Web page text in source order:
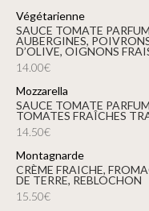
Végétarienne
SAUCE TOMATE PARFUMÉE AUX HERBES, ARTICHAUTS,
AUBERGINES,
D’OLIVE, OIGNONS
14.00€
Mozzarella
SAUCE TOMATE PARFUMÉE AUX HERBES, MOZZARELLA,
TOMATES FRAÎCHES
14.50€
Montagnarde
CRÈME FRAICHE, FROMAGE, LARDONS, OIGNONS, POMMES
DE TERRE, REBLOCHON
15.50€